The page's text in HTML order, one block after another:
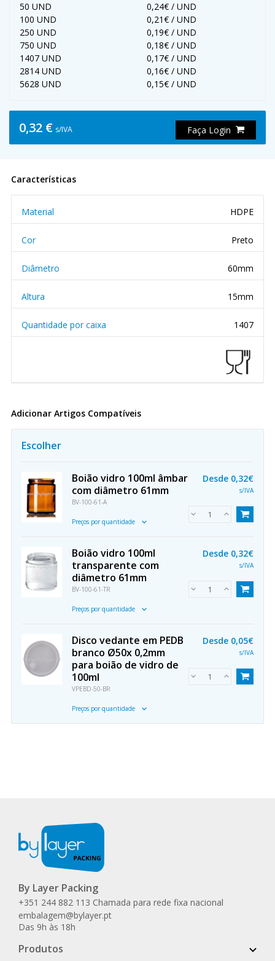
50 UND
0,24€ / UND
100 UND
0,21€ / UND
250 UND
0,19€ / UND
750 UND
0,18€ / UND
1407 UND
0,17€ / UND
2814 UND
0,16€ / UND
5628 UND
0,15€ / UND
0,32 € s/IVA Faça Login
Características
Material HDPE
Cor Preto
Diâmetro 60mm
Altura 15mm
Quantidade por caixa 1407
Adicionar Artigos Compatíveis
Escolher
Boião vidro 100ml âmbar
com diâmetro 61mm
BV-100-61-A
Preços por quantidade
Desde 0,32€
s/IVA
Boião vidro 100ml
transparente com
diâmetro 61mm
BV-100-61-TR
Preços por quantidade
Desde 0,32€
s/IVA
Disco vedante em PEDB
branco Ø50x 0,2mm
para boião de vidro de
100ml
VPEBD-50-BR
Preços por quantidade
Desde 0,05€
s/IVA
By Layer Packing
+351 244 882 113 Chamada para rede fixa nacional
embalagem@bylayer.pt
Das 9h às 18h
Produtos